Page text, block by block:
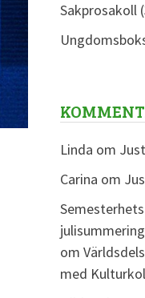
Sakprosakoll
Linda om
Carina om
om
med